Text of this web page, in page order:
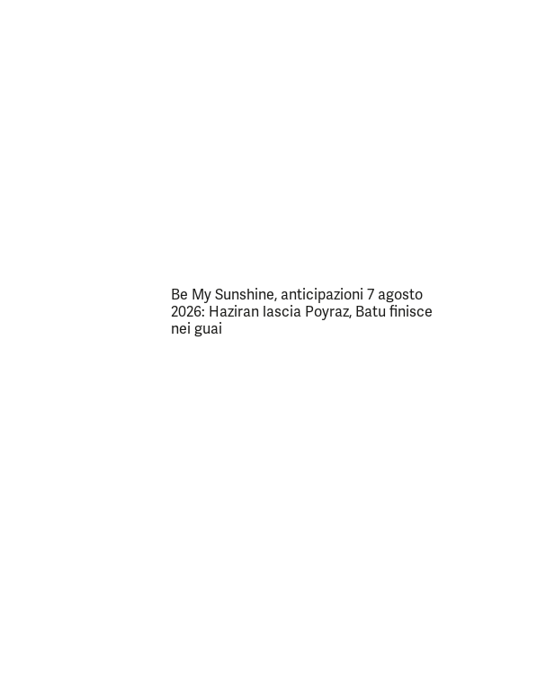
Be My Sunshine, anticipazioni 7 agosto
2026: Haziran lascia Poyraz, Batu finisce
nei guai